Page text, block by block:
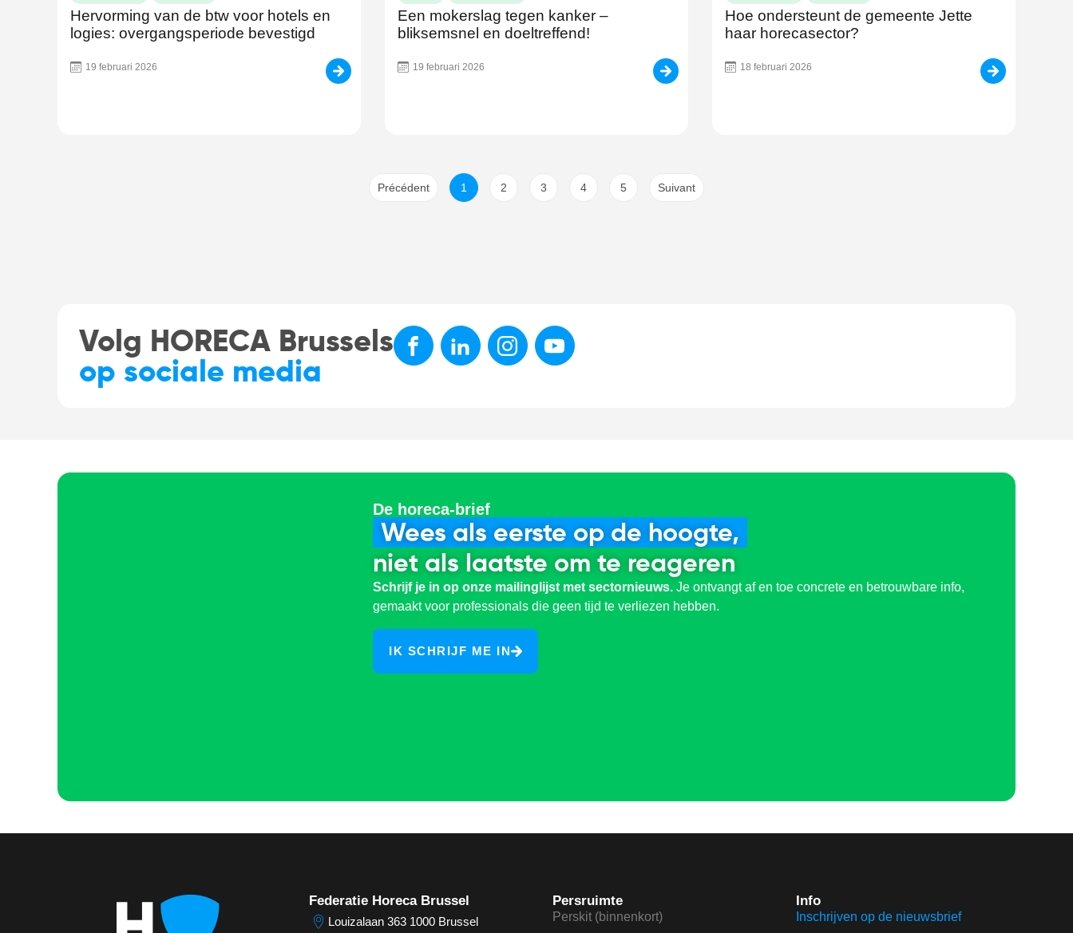
Hervorming van de btw voor hotels en
logies: overgangsperiode bevestigd
19 februari 2026
Een mokerslag tegen kanker –
bliksemsnel en doeltreffend!
19 februari 2026
Hoe ondersteunt de gemeente Jette
haar horecasector?
18 februari 2026
Précédent 1 2 3 4 5 Suivant
Volg HORECA Brussels
op sociale media
De horeca-brief
Wees als eerste op de hoogte,
niet als laatste om te reageren
Schrijf je in op onze mailinglijst met sectornieuws. Je ontvangt af en toe concrete en betrouwbare info,
gemaakt voor professionals die geen tijd te verliezen hebben.
IK SCHRIJF ME IN
Federatie Horeca Brussel
Louizalaan 363 1000 Brussel
Persruimte
Perskit (binnenkort)
Info
Inschrijven op de nieuwsbrief